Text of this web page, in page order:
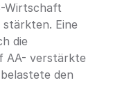
Wirtschaft
Eine
die
AA- verstärkte
den